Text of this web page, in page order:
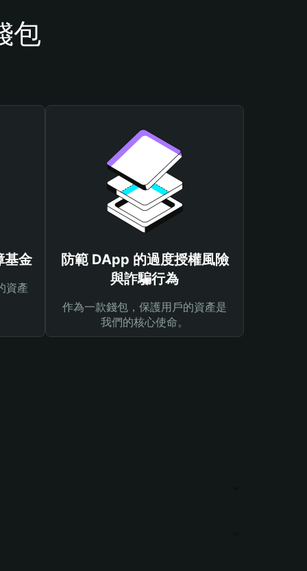
包
金
資產
防範 DApp 的過度授權風險
與詐騙行為
作為一款錢包，保護用戶的資產是
我們的核心使命。